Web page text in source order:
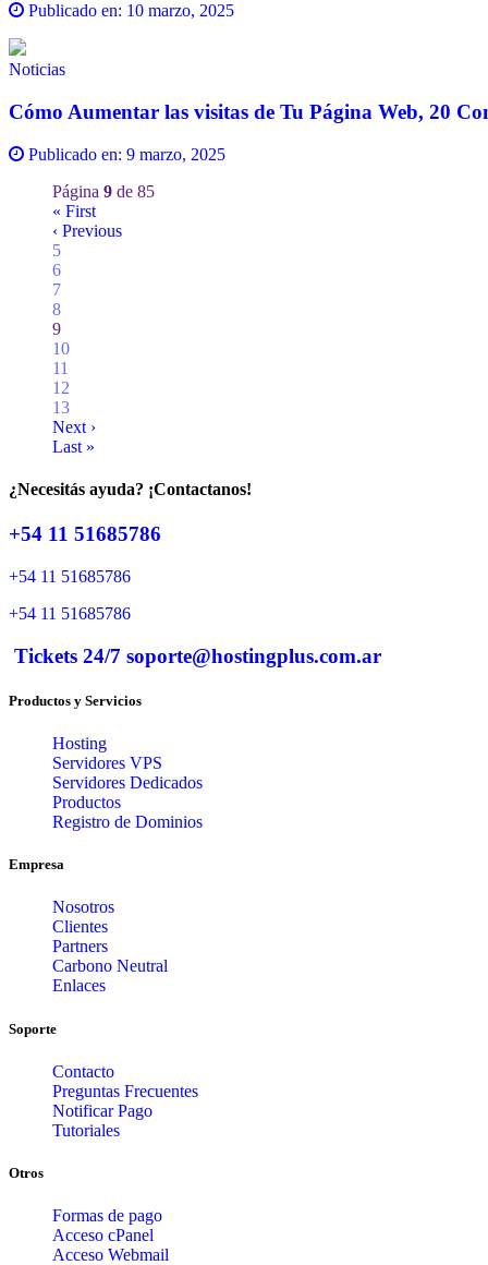
Publicado en: 10 marzo, 2025
Noticias
Cómo Aumentar las visitas de Tu Página Web, 20
Publicado en: 9 marzo, 2025
Página 9 de 85
« First
‹ Previous
5
6
7
8
9
10
11
12
13
Next ›
Last »
¿Necesitás ayuda? ¡Contactanos!
+54 11 51685786
+54 11 51685786
+54 11 51685786
Tickets 24/7 soporte@hostingplus.com.ar
Productos y Servicios
Hosting
Servidores VPS
Servidores Dedicados
Productos
Registro de Dominios
Empresa
Nosotros
Clientes
Partners
Carbono Neutral
Enlaces
Soporte
Contacto
Preguntas Frecuentes
Notificar Pago
Tutoriales
Otros
Formas de pago
Acceso cPanel
Acceso Webmail